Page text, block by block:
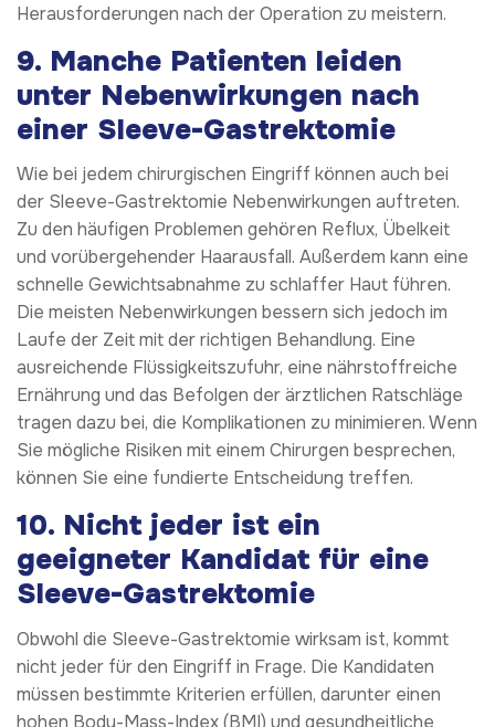
Herausforderungen nach der Operation zu meistern.
9. Manche Patienten leiden
unter Nebenwirkungen nach
einer Sleeve-Gastrektomie
Wie bei jedem chirurgischen Eingriff können auch bei
der Sleeve-Gastrektomie Nebenwirkungen auftreten.
Zu den häufigen Problemen gehören Reflux, Übelkeit
und vorübergehender Haarausfall. Außerdem kann eine
schnelle Gewichtsabnahme zu schlaffer Haut führen.
Die meisten Nebenwirkungen bessern sich jedoch im
Laufe der Zeit mit der richtigen Behandlung. Eine
ausreichende Flüssigkeitszufuhr, eine nährstoffreiche
Ernährung und das Befolgen der ärztlichen Ratschläge
tragen dazu bei, die Komplikationen zu minimieren. Wenn
Sie mögliche Risiken mit einem Chirurgen besprechen,
können Sie eine fundierte Entscheidung treffen.
10. Nicht jeder ist ein
geeigneter Kandidat für eine
Sleeve-Gastrektomie
Obwohl die Sleeve-Gastrektomie wirksam ist, kommt
nicht jeder für den Eingriff in Frage. Die Kandidaten
müssen bestimmte Kriterien erfüllen, darunter einen
hohen Body-Mass-Index (BMI) und gesundheitliche